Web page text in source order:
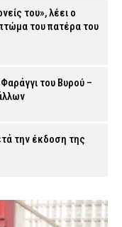
του», λέει ο
του πατέρα του
του Βυρού –
την έκδοση της